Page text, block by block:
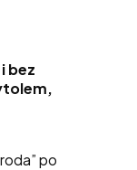
bez
po